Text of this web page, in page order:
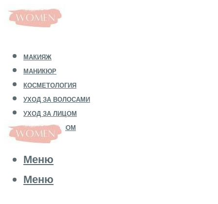
МАКИЯЖ
МАНИКЮР
КОСМЕТОЛОГИЯ
УХОД ЗА ВОЛОСАМИ
УХОД ЗА ЛИЦОМ
УХОД ЗА ТЕЛОМ
Меню
Меню